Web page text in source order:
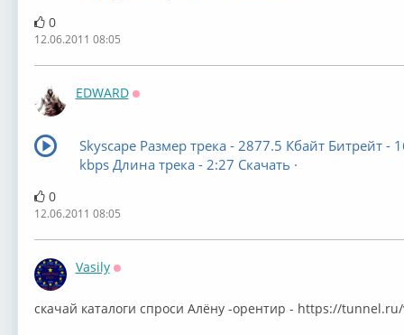
0
12.06.2011 08:05
EDWARD
Skyscape Размер трека - 2877.5 Кбайт Битрейт -
kbps Длина трека - 2:27 Скачать ·
0
12.06.2011 08:05
Vasily
скачай каталоги спроси Алёну -орентир - https://